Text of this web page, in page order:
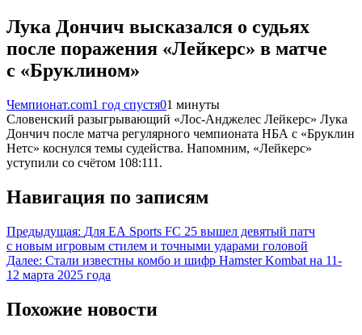
Лука Дончич высказался о судьях
после поражения «Лейкерс» в матче
с «Бруклином»
Чемпионат.com1 год спустя01 минуты
Словенский разыгрывающий «Лос-Анджелес Лейкерс» Лука
Дончич после матча регулярного чемпионата НБА с «Бруклин
Нетс» коснулся темы судейства. Напомним, «Лейкерс»
уступили со счётом 108:111.
Навигация по записям
Предыдущая: Для EA Sports FC 25 вышел девятый патч
с новым игровым стилем и точными ударами головой
Далее: Стали известны комбо и шифр Hamster Kombat на 11-
12 марта 2025 года
Похожие новости